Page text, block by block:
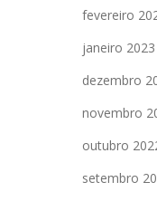
fevereiro
janeiro 2023
dezembro
novembro
outubro
setembro